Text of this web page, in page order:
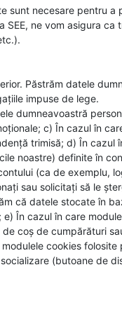
sunt necesare pentru a
ne vom asigura ca
Păstrăm datele
impuse de lege.
dumneavoastră
c) În cazul în
trimisă; d) În cazul
noastre) definite în
(ca de exemplu,
sau solicitați să le
că datele stocate în
În cazul în care
coș de cumpărături
cookies
(butoane de